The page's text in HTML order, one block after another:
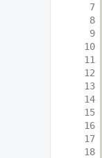
7
8
9
10
11
12
13
14
15
16
17
18